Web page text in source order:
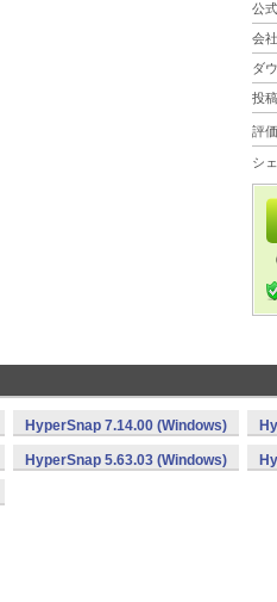
公
会
ダ
投
評
シ
HyperSnap 7.14.00 (Windows)
HyperSnap 5.63.03 (Windows)